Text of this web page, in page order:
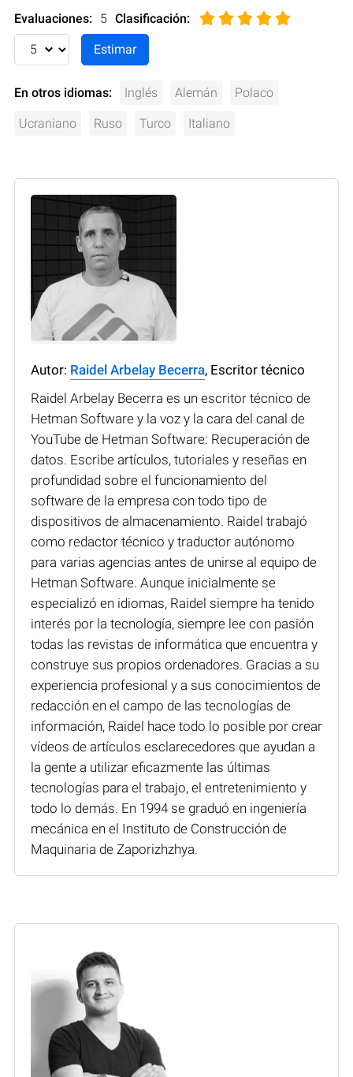
Evaluaciones: 5 Clasificación:
En otros idiomas: Inglés Alemán Polaco
Ucraniano Ruso Turco Italiano
Autor: Raidel Arbelay Becerra, Escritor técnico
Raidel Arbelay Becerra es un escritor técnico de
Hetman Software y la voz y la cara del canal de
YouTube de Hetman Software: Recuperación de
datos. Escribe artículos, tutoriales y reseñas en
profundidad sobre el funcionamiento del
software de la empresa con todo tipo de
dispositivos de almacenamiento. Raidel trabajó
como redactor técnico y traductor autónomo
para varias agencias antes de unirse al equipo de
Hetman Software. Aunque inicialmente se
especializó en idiomas, Raidel siempre ha tenido
interés por la tecnología, siempre lee con pasión
todas las revistas de informática que encuentra y
construye sus propios ordenadores. Gracias a su
experiencia profesional y a sus conocimientos de
redacción en el campo de las tecnologías de
información, Raidel hace todo lo posible por crear
vídeos de artículos esclarecedores que ayudan a
la gente a utilizar eficazmente las últimas
tecnologías para el trabajo, el entretenimiento y
todo lo demás. En 1994 se graduó en ingeniería
mecánica en el Instituto de Construcción de
Maquinaria de Zaporizhzhya.